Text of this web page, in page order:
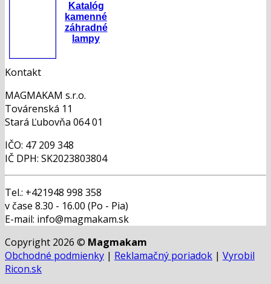
Katalóg
kamenné
záhradné
lampy
Kontakt
MAGMAKAM s.r.o.
Továrenská 11
Stará Ľubovňa 064 01
IČO: 47 209 348
IČ DPH: SK2023803804
Tel.: +421948 998 358
v čase 8.30 - 16.00 (Po - Pia)
E-mail: info@magmakam.sk
Copyright 2026 © Magmakam
Obchodné podmienky | Reklamačný poriadok | Vyrobil
Ricon.sk